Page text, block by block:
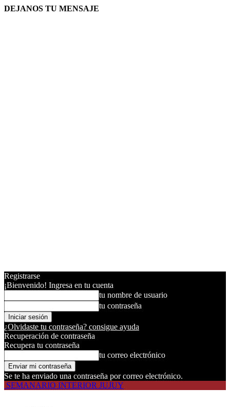
DEJANOS TU MENSAJE
Registrarse
¡Bienvenido! Ingresa en tu cuenta
tu nombre de usuario
tu contraseña
¿Olvidaste tu contraseña? consigue ayuda
Recuperación de contraseña
Recupera tu contraseña
tu correo electrónico
Se te ha enviado una contraseña por correo electrónico.
SEMANARIO INTERIOR JUJUY